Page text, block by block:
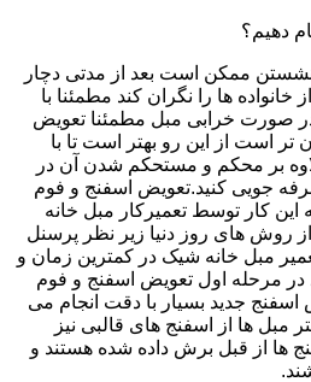
دهیم؟
نشستن ممکن است بعد از مدتی دچار
ها را نگران کند مطمئنا با
صورت خرابی مبل مطمئنا تعویض
تر است از این رو بهتر است تا با
بر محکم و مستحکم شدن آن در
جویی کنید.تعویض اسفنج و فوم
کار توسط تعمیرکار مبل خانه
روش های روز دنیا زیر نظر پرسنل
مبل خانه شیک در کمترین زمان و
در مرحله اول تعویض اسفنج و فوم
جدید بسیار با دقت انجام می
ها از اسفنج های قالبی نیز
ها از قبل برش داده شده هستند و